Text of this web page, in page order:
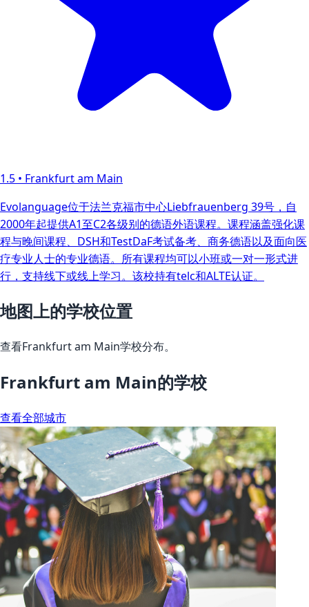
1.5 • Frankfurt am Main
Evolanguage位于法兰克福市中心Liebfrauenberg 39号，自
2000年起提供A1至C2各级别的德语外语课程。课程涵盖强化课
程与晚间课程、DSH和TestDaF考试备考、商务德语以及面向医
疗专业人士的专业德语。所有课程均可以小班或一对一形式进
行，支持线下或线上学习。该校持有telc和ALTE认证。
地图上的学校位置
查看Frankfurt am Main学校分布。
Frankfurt am Main的学校
查看全部城市